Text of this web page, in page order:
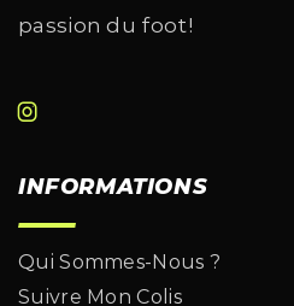
passion du foot!
INFORMATIONS
Qui Sommes-Nous ?
Suivre Mon Colis